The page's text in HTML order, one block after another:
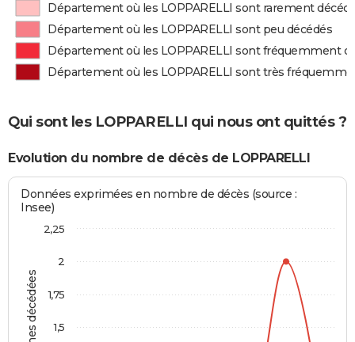
Département où les LOPPARELLI sont rarement
Département où les LOPPARELLI sont peu décédés
Département où les LOPPARELLI sont fréquemment
Département où les LOPPARELLI sont très
Qui sont les LOPPARELLI qui nous ont quittés ?
Evolution du nombre de décès de LOPPARELLI
Données exprimées en nombre de décès (source :
Insee)
1,5
1,75
2
2,25